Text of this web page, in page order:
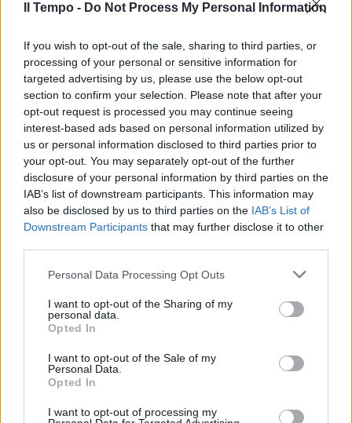
Il Tempo - Do Not Process My Personal Information
If you wish to opt-out of the sale, sharing to third parties, or
processing of your personal or sensitive information for
targeted advertising by us, please use the below opt-out
section to confirm your selection. Please note that after your
opt-out request is processed you may continue seeing
interest-based ads based on personal information utilized by
us or personal information disclosed to third parties prior to
your opt-out. You may separately opt-out of the further
disclosure of your personal information by third parties on the
IAB’s list of downstream participants. This information may
also be disclosed by us to third parties on the IAB’s List of
Downstream Participants that may further disclose it to other
Personal Data Processing Opt Outs
I want to opt-out of the Sharing of my
personal data.
Opted In
I want to opt-out of the Sale of my
Personal Data.
Opted In
I want to opt-out of processing my
In evidenza